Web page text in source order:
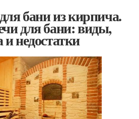
бани из кирпича.
для бани: виды,
недостатки